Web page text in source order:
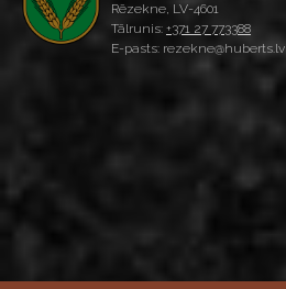
Rēzekne, LV-4601
Tālrunis: +371 27 773388
E-pasts: rezekne@huberts.lv